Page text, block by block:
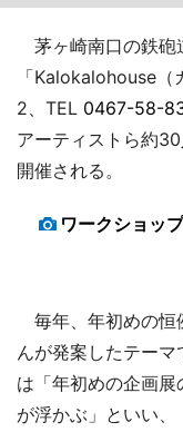
茅ヶ崎南口の鉄砲
「Kalokalohouse
2、TEL 0467-58-
アーティストら約
開催される。
ワークショッ
毎年、年初めの恒
んが発案したテー
は「年初めの企画
が浮かぶ」といい